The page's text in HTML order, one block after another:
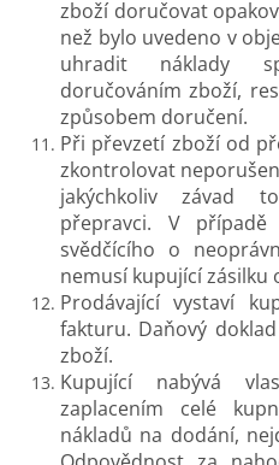
zboží doručovat
než bylo uvedeno v
uhradit náklady
doručováním zboží,
způsobem doručení.
Při převzetí zboží od
zkontrolovat
jakýchkoliv závad
přepravci. V
svědčícího o
nemusí kupující zásilku
Prodávající vystaví
fakturu. Daňový
zboží.
Kupující nabývá
zaplacením celé
nákladů na dodání,